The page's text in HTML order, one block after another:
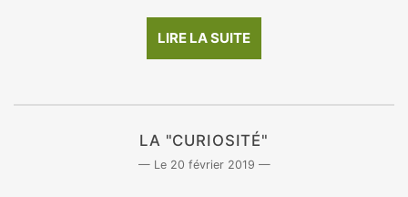
LIRE LA SUITE
LA "CURIOSITÉ"
20 février 2019